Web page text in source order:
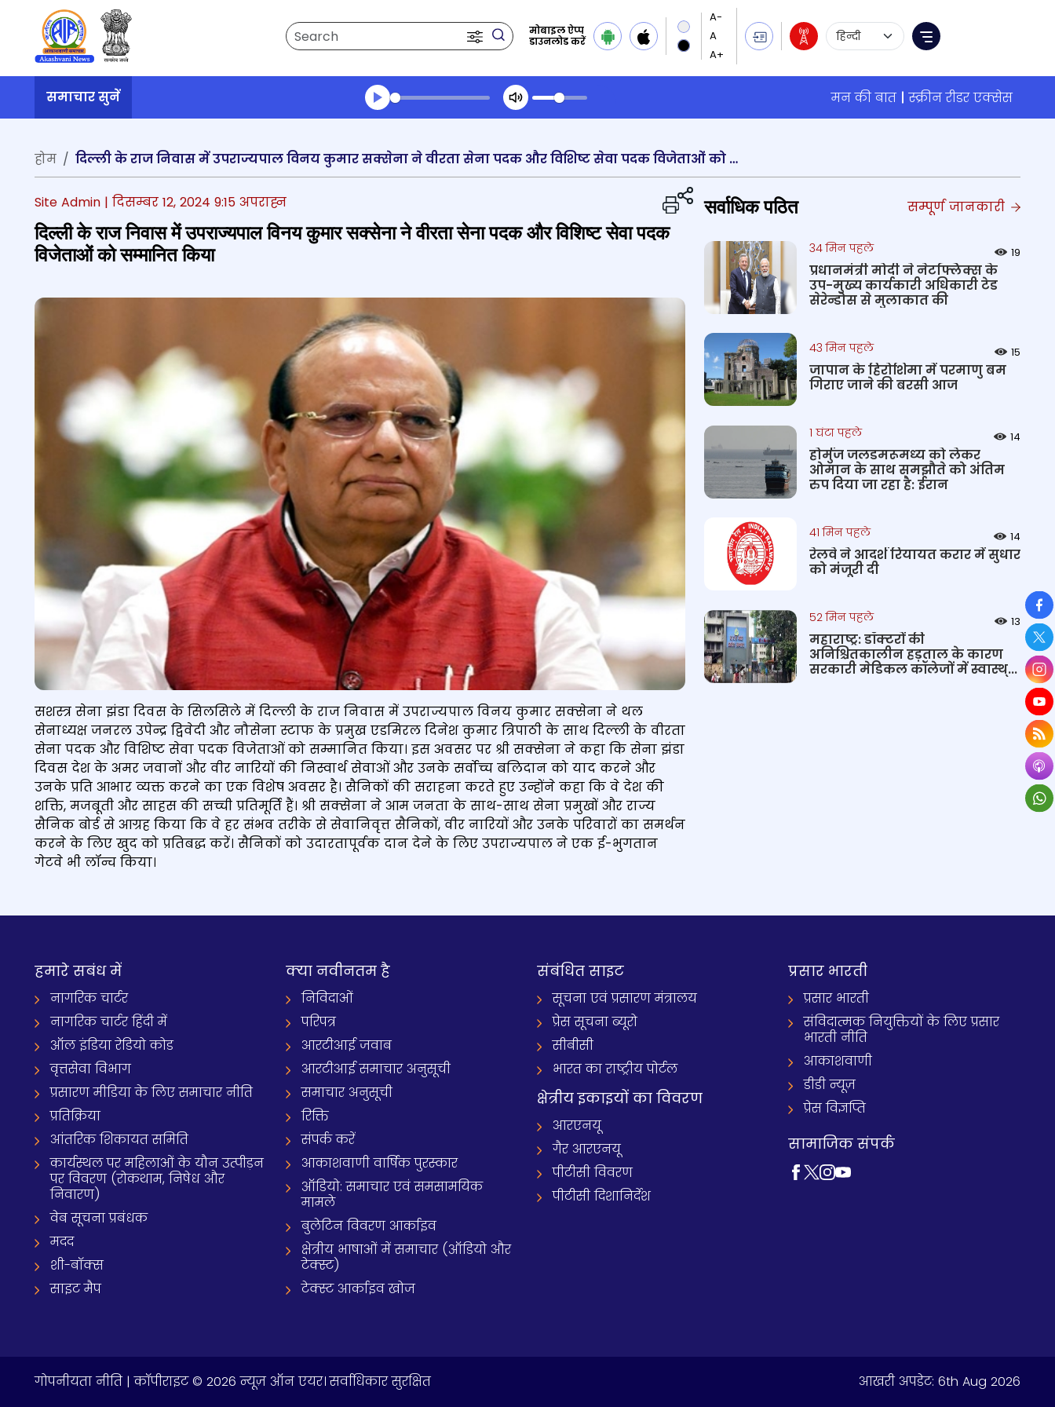
Search
मोबाइल ऐप्प
डाउनलोड करें
Language Selection
Menu
समाचार सुनें मन की बात
स्क्रीन रीडर एक्सेस
Transcript summary
होम
दिल्ली के राज निवास में उपराज्यपाल विनय कुमार सक्सेना ने वीरता सेना पदक और विशिष्ट सेवा पदक विजेताओं को सम्मानित किया
Site Admin | दिसम्बर 12, 2024 9:15 अपराह्न
दिल्ली के राज निवास में उपराज्यपाल विनय कुमार सक्सेना ने वीरता सेना पदक और विशिष्ट सेवा पदक
विजेताओं को सम्मानित किया
सशस्त्र सेना झंडा दिवस के सिलसिले में दिल्ली के राज निवास में उपराज्यपाल विनय कुमार सक्सेना ने थल
सेनाध्यक्ष जनरल उपेन्द्र द्विवेदी और नौसेना स्टाफ के प्रमुख एडमिरल दिनेश कुमार त्रिपाठी के साथ दिल्ली के वीरता
सेना पदक और विशिष्ट सेवा पदक विजेताओं को सम्मानित किया। इस अवसर पर श्री सक्सेना ने कहा कि सेना झंडा
दिवस देश के अमर जवानों और वीर नारियों की निस्वार्थ सेवाओं और उनके सर्वोच्च बलिदान को याद करने और
उनके प्रति आभार व्यक्त करने का एक विशेष अवसर है। सैनिकों की सराहना करते हुए उन्होंने कहा कि वे देश की
शक्ति, मजबूती और साहस की सच्ची प्रतिमूर्ति हैं। श्री सक्सेना ने आम जनता के साथ-साथ सेना प्रमुखों और राज्य
सैनिक बोर्ड से आग्रह किया कि वे हर संभव तरीके से सेवानिवृत्त सैनिकों, वीर नारियों और उनके परिवारों का समर्थन
करने के लिए खुद को प्रतिबद्ध करें। सैनिकों को उदारतापूर्वक दान देने के लिए उपराज्यपाल ने एक ई-भुगतान
गेटवे भी लॉन्च किया।
सर्वाधिक पठित सम्पूर्ण जानकारी
34 मिन पहले 19
प्रधानमंत्री मोदी ने नेटफ्लिक्स के
उप-मुख्य कार्यकारी अधिकारी टेड
सेरेन्डोस से मुलाकात की
43 मिन पहले 15
जापान के हिरोशिमा में परमाणु बम
गिराए जाने की बरसी आज
1 घंटा पहले 14
होर्मुज जलडमरूमध्‍य को लेकर
ओमान के साथ समझौते को अंतिम
रुप दिया जा रहा है: ईरान
41 मिन पहले 14
रेलवे ने आदर्श रियायत करार में सुधार
को मंजूरी दी
52 मिन पहले 13
महाराष्ट्र: डॉक्टरों की
अनिश्चितकालीन हड़ताल के कारण
सरकारी मेडिकल कॉलेजों में स्वास्थ्...
हमारे सबंध में
नागरिक चार्टर
नागरिक चार्टर हिंदी में
ऑल इंडिया रेडियो कोड
वृत्तसेवा विभाग
प्रसारण मीडिया के लिए समाचार नीति
प्रतिक्रिया
आंतरिक शिकायत समिति
कार्यस्थल पर महिलाओं के यौन उत्पीड़न
पर विवरण (रोकथाम, निषेध और
निवारण)
वेब सूचना प्रबंधक
मदद
शी-बॉक्स
साइट मैप
क्‍या नवीनतम है
निविदाओं
परिपत्र
आरटीआई जवाब
आरटीआई समाचार अनुसूची
समाचार अनुसूची
रिक्ति
संपर्क करें
आकाशवाणी वार्षिक पुरस्कार
ऑडियो: समाचार एवं समसामयिक
मामले
बुलेटिन विवरण आर्काइव
क्षेत्रीय भाषाओं में समाचार (ऑडियो और
टेक्स्ट)
टेक्स्ट आर्काइव खोज
संबंधित साइट
सूचना एवं प्रसारण मंत्रालय
प्रेस सूचना ब्यूरो
सीबीसी
भारत का राष्ट्रीय पोर्टल
क्षेत्रीय इकाइयों का विवरण
आरएनयू
गैर आरएनयू
पीटीसी विवरण
पीटीसी दिशानिर्देश
प्रसार भारती
प्रसार भारती
संविदात्मक नियुक्तियों के लिए प्रसार
भारती नीति
आकाशवाणी
डीडी न्यूज़
प्रेस विज्ञप्ति
सामाजिक संपर्क
गोपनीयता नीति| कॉपीराइट © 2026 न्यूज़ ऑन एयर। सर्वाधिकार सुरक्षित आखरी अपडेट: 6th Aug 2026